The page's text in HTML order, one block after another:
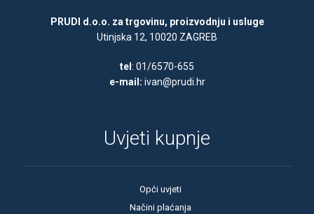
PRUDI d.o.o. za trgovinu, proizvodnju i usluge
Utinjska 12, 10020 ZAGREB
tel : 01/6570-655
e-mail: ivan@prudi.hr
Uvjeti kupnje
Opći uvjeti
Načini plaćanja